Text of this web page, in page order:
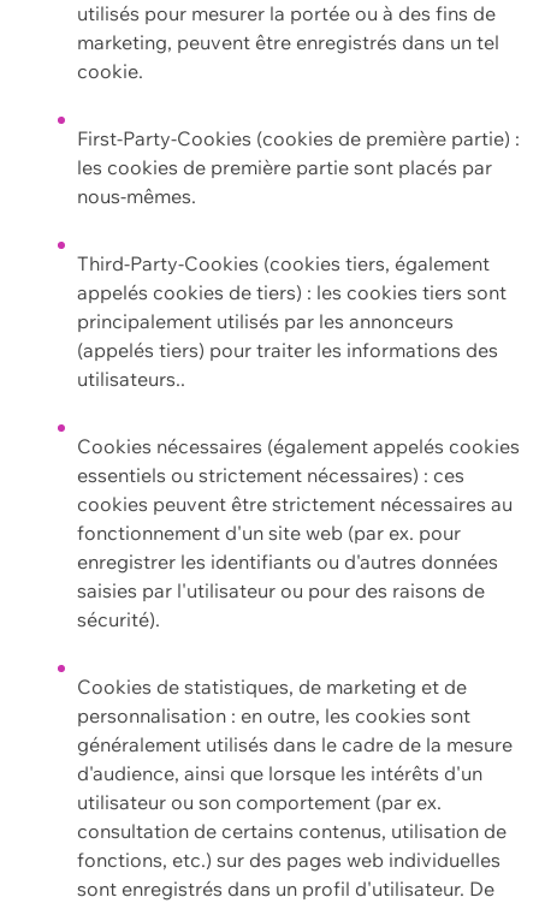
utilisés pour mesurer la portée ou à des fins de
marketing, peuvent être enregistrés dans un tel
cookie.
First-Party-Cookies (cookies de première partie) :
les cookies de première partie sont placés par
nous-mêmes.
Third-Party-Cookies (cookies tiers, également
appelés cookies de tiers) : les cookies tiers sont
principalement utilisés par les annonceurs
(appelés tiers) pour traiter les informations des
utilisateurs..
Cookies nécessaires (également appelés cookies
essentiels ou strictement nécessaires) : ces
cookies peuvent être strictement nécessaires au
fonctionnement d'un site web (par ex. pour
enregistrer les identifiants ou d'autres données
saisies par l'utilisateur ou pour des raisons de
sécurité).
Cookies de statistiques, de marketing et de
personnalisation : en outre, les cookies sont
généralement utilisés dans le cadre de la mesure
d'audience, ainsi que lorsque les intérêts d'un
utilisateur ou son comportement (par ex.
consultation de certains contenus, utilisation de
fonctions, etc.) sur des pages web individuelles
sont enregistrés dans un profil d'utilisateur. De